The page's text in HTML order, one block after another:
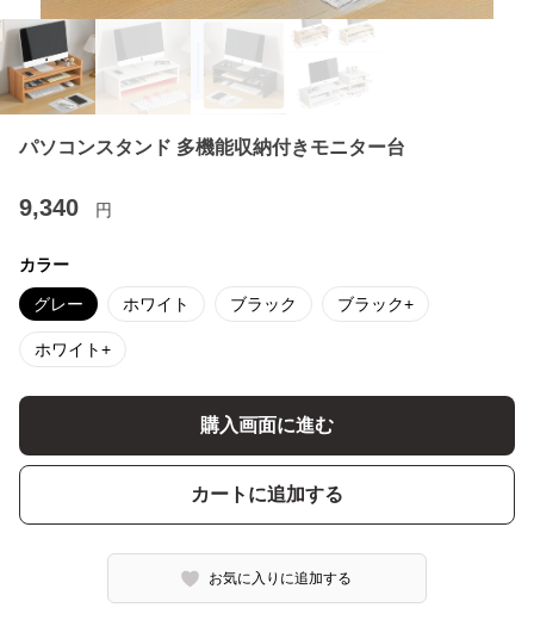
パソコンスタンド 多機能収納付きモニター台
9,340 円
カラー
グレー ホワイト ブラック ブラック+
ホワイト+
購入画面に進む
カートに追加する
お気に入りに追加する